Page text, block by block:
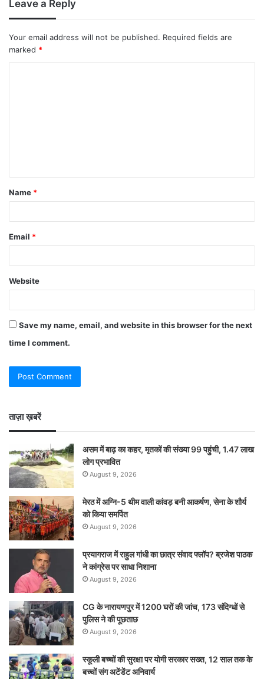
Leave a Reply
Your email address will not be published. Required fields are
marked *
Name *
Email *
Website
Save my name, email, and website in this browser for the next
time I comment.
ताज़ा ख़बरें
असम में बाढ़ का कहर, मृतकों की संख्या 99 पहुंची, 1.47 लाख
लोग प्रभावित
August 9, 2026
मेरठ में अग्नि-5 थीम वाली कांवड़ बनी आकर्षण, सेना के शौर्य
को किया समर्पित
August 9, 2026
प्रयागराज में राहुल गांधी का छात्र संवाद फ्लॉप? ब्रजेश पाठक
ने कांग्रेस पर साधा निशाना
August 9, 2026
CG के नारायणपुर में 1200 घरों की जांच, 173 संदिग्धों से
पुलिस ने की पूछताछ
August 9, 2026
स्कूली बच्चों की सुरक्षा पर योगी सरकार सख्त, 12 साल तक के
बच्चों संग अटेंडेंट अनिवार्य